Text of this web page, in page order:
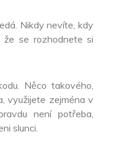
Nikdy nevíte, kdy
že se rozhodnete si
Něco takového,
využijete zejména v
není potřeba,
slunci.